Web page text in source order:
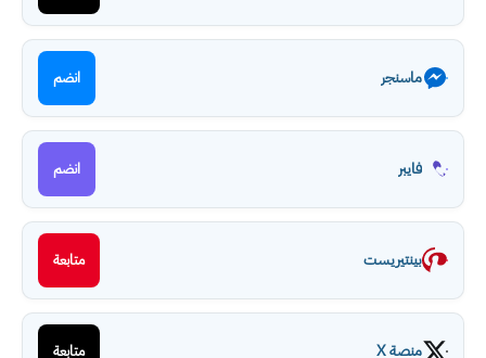
ماسنجر انضم
فايبر انضم
بينتيريست متابعة
منصة X متابعة